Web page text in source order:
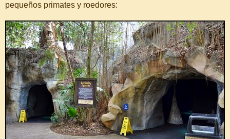
pequeños primates y roedores: